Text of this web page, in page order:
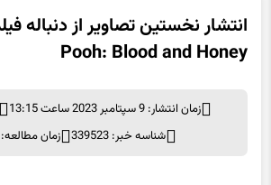
Pooh: Blood and Honey
شناسه خبر: 339523
زمان مطالعه: 3 دقیقه